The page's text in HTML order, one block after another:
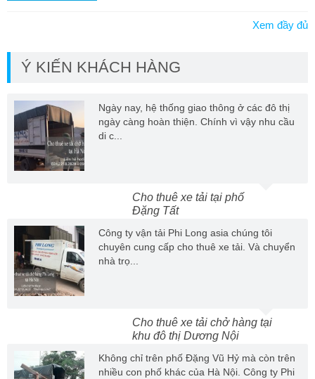
Xem đầy đủ
Ý KIẾN KHÁCH HÀNG
Ngày nay, hệ thống giao thông ở các đô thị
ngày càng hoàn thiện. Chính vì vậy nhu cầu
di c...
Cho thuê xe tải tại phố
Đặng Tất
Công ty vận tải Phi Long asia chúng tôi
chuyên cung cấp cho thuê xe tải. Và chuyển
nhà trọ...
Cho thuê xe tải chở hàng tại
khu đô thị Dương Nội
Không chỉ trên phố Đặng Vũ Hỷ mà còn trên
nhiều con phố khác của Hà Nội. Công ty Phi